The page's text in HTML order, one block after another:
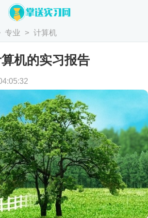
专业 > 计算机
机的实习报告